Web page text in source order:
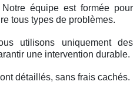
équipe est formée pour
tous types de problèmes.
utilisons uniquement des
une intervention durable.
détaillés, sans frais cachés.